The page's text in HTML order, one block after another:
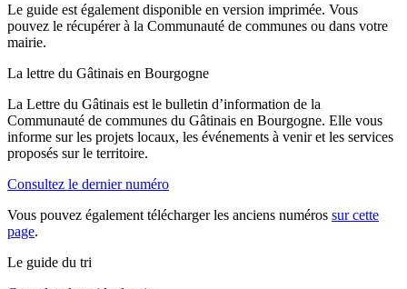
Le guide est également disponible en version imprimée. Vous
pouvez le récupérer à la Communauté de communes ou dans votre
mairie.
La lettre du Gâtinais en Bourgogne
La Lettre du Gâtinais est le bulletin d’information de la
Communauté de communes du Gâtinais en Bourgogne. Elle vous
informe sur les projets locaux, les événements à venir et les services
proposés sur le territoire.
Consultez le dernier numéro
Vous pouvez également télécharger les anciens numéros sur cette
page.
Le guide du tri